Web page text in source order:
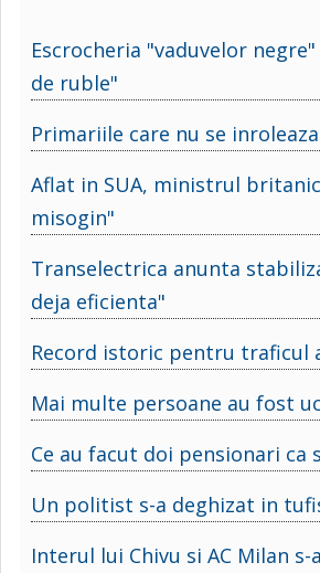
Escrocheria "vaduvelor
de ruble"
Primariile care nu se
Aflat in SUA, ministrul
misogin"
Transelectrica anunta
deja eficienta"
Record istoric pentru traficul
Mai multe persoane au fost
Ce au facut doi pensionari ca
Un politist s-a deghizat in
Interul lui Chivu si AC Milan